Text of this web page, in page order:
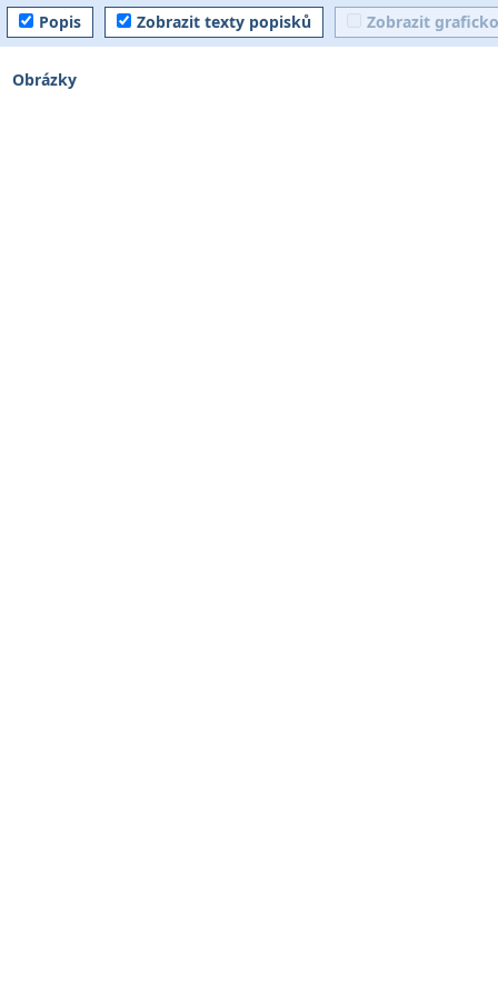
Popis Zobrazit texty popisků Zobrazit
Obrázky